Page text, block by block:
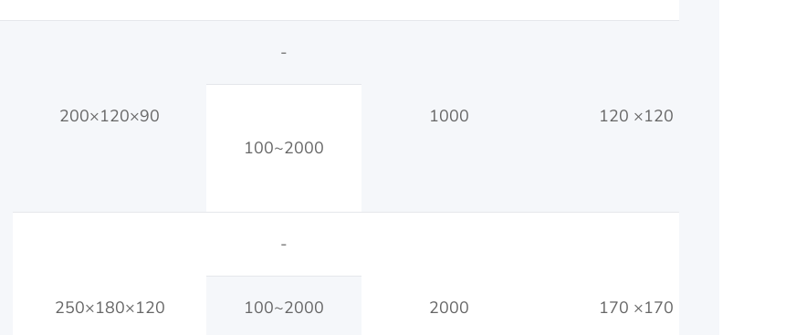
200×120×90
-
1000 120 ×120
100~2000
250×180×120
-
2000 170 ×170
100~2000